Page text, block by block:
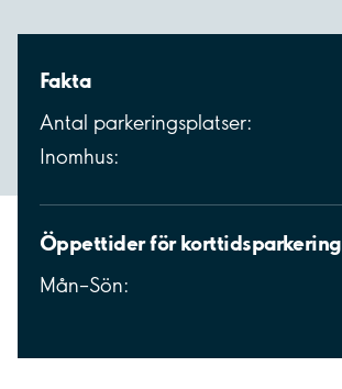
Fakta
Antal parkeringsplatser:
Inomhus:
Öppettider för korttidsparkering
Mån–Sön: